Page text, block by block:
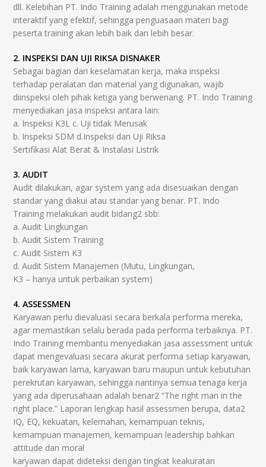
dll. Kelebihan PT. Indo Training adalah menggunakan metode
interaktif yang efektif, sehingga penguasaan materi bagi
peserta training akan lebih baik dan lebih besar.
2. INSPEKSI DAN UJI RIKSA DISNAKER
Sebagai bagian dari keselamatan kerja, maka inspeksi
terhadap peralatan dan material yang digunakan, wajib
diinspeksi oleh pihak ketiga yang berwenang. PT. Indo Training
menyediakan jasa inspeksi antara lain:
a. Inspeksi K3L c. Uji tidak Merusak
b. Inspeksi SDM d.Inspeksi dan Uji Riksa
Sertifikasi Alat Berat & Instalasi Listrik
3. AUDIT
Audit dilakukan, agar system yang ada disesuaikan dengan
standar yang diakui atau standar yang benar. PT. Indo
Training melakukan audit bidang2 sbb:
a. Audit Lingkungan
b. Audit Sistem Training
c. Audit Sistem K3
d. Audit Sistem Manajemen (Mutu, Lingkungan,
K3 – hanya untuk perbaikan system)
4. ASSESSMEN
Karyawan perlu dievaluasi secara berkala performa mereka,
agar memastikan selalu berada pada performa terbaiknya. PT.
Indo Training membantu menyediakan jasa assessment untuk
dapat mengevaluasi secara akurat performa setiap karyawan,
baik karyawan lama, karyawan baru maupun untuk kebutuhan
perekrutan karyawan, sehingga nantinya semua tenaga kerja
yang ada diperusahaan adalah benar2 “The right man in the
right place.” Laporan lengkap hasil assessmen berupa, data2
IQ, EQ, kekuatan, kelemahan, kemampuan teknis,
kemampuan manajemen, kemampuan leadership bahkan
attitude dan moral
karyawan dapat dideteksi dengan tingkat keakuratan